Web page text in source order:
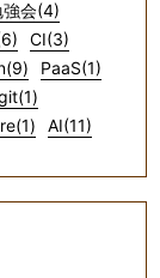
強会(4)
CI(3)
PaaS(1)
AI(11)